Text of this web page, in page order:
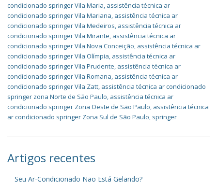
condicionado springer Vila Maria, assistência técnica ar
condicionado springer Vila Mariana, assistência técnica ar
condicionado springer Vila Medeiros, assistência técnica ar
condicionado springer Vila Mirante, assistência técnica ar
condicionado springer Vila Nova Conceição, assistência técnica ar
condicionado springer Vila Olímpia, assistência técnica ar
condicionado springer Vila Prudente, assistência técnica ar
condicionado springer Vila Romana, assistência técnica ar
condicionado springer Vila Zatt, assistência técnica ar condicionado
springer zona Norte de São Paulo, assistência técnica ar
condicionado springer Zona Oeste de São Paulo, assistência técnica
ar condicionado springer Zona Sul de São Paulo, springer
Artigos recentes
Seu Ar-Condicionado Não Está Gelando?